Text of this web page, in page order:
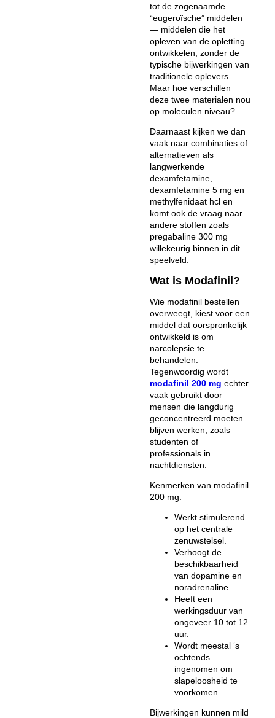
tot de zogenaamde
“eugeroïsche” middelen
— middelen die het
opleven van de opletting
ontwikkelen, zonder de
typische bijwerkingen van
traditionele oplevers.
Maar hoe verschillen
deze twee materialen nou
op moleculen niveau?
Daarnaast kijken we dan
vaak naar combinaties of
alternatieven als
langwerkende
dexamfetamine,
dexamfetamine 5 mg en
methylfenidaat hcl en
komt ook de vraag naar
andere stoffen zoals
pregabaline 300 mg
willekeurig binnen in dit
speelveld.
Wat is Modafinil?
Wie modafinil bestellen
overweegt, kiest voor een
middel dat oorspronkelijk
ontwikkeld is om
narcolepsie te
behandelen.
Tegenwoordig wordt
modafinil 200 mg echter
vaak gebruikt door
mensen die langdurig
geconcentreerd moeten
blijven werken, zoals
studenten of
professionals in
nachtdiensten.
Kenmerken van modafinil
200 mg:
Werkt stimulerend
op het centrale
zenuwstelsel.
Verhoogt de
beschikbaarheid
van dopamine en
noradrenaline.
Heeft een
werkingsduur van
ongeveer 10 tot 12
uur.
Wordt meestal ‘s
ochtends
ingenomen om
slapeloosheid te
voorkomen.
Bijwerkingen kunnen mild